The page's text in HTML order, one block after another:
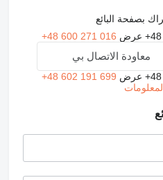
بصفحة البائع
+48 عرض +48 600 271 016
معاودة الاتصال بي
+48 عرض +48 602 191 699